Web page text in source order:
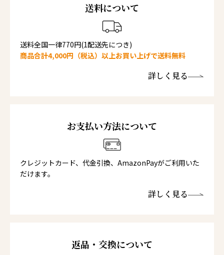
送料について
送料全国一律770円(1配送先につき)
商品合計4,000円（税込）以上お買い上げで送料無料
詳しく見る
お支払い方法について
クレジットカード、代金引換、AmazonPayがご利用いた
だけます。
詳しく見る
返品・交換について